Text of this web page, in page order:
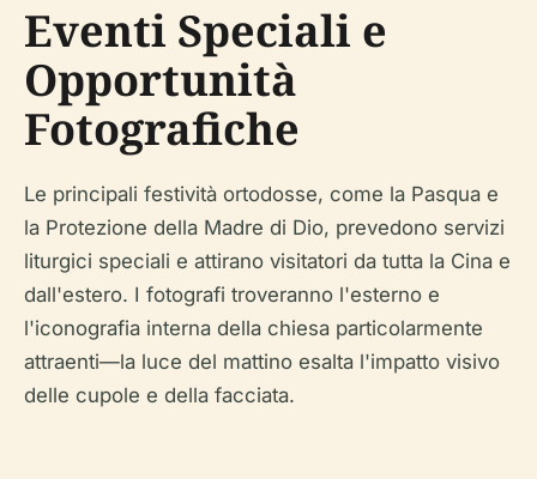
Eventi Speciali e
Opportunità
Fotografiche
Le principali festività ortodosse, come la Pasqua e
la Protezione della Madre di Dio, prevedono servizi
liturgici speciali e attirano visitatori da tutta la Cina e
dall'estero. I fotografi troveranno l'esterno e
l'iconografia interna della chiesa particolarmente
attraenti—la luce del mattino esalta l'impatto visivo
delle cupole e della facciata.